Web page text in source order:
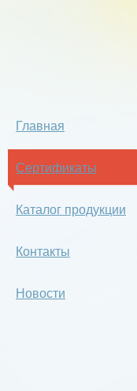
Главная
Сертификаты
Каталог продукции
Контакты
Новости